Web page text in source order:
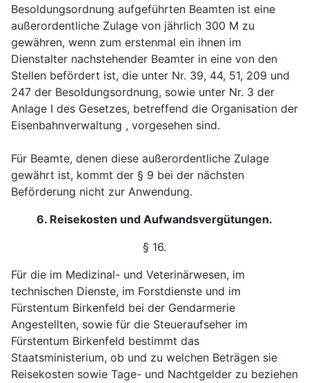
Besoldungsordnung aufgeführten Beamten ist eine
außerordentliche Zulage von jährlich 300 M zu
gewähren, wenn zum erstenmal ein ihnen im
Dienstalter nachstehender Beamter in eine von den
Stellen befördert ist, die unter Nr. 39, 44, 51, 209 und
247 der Besoldungsordnung, sowie unter Nr. 3 der
Anlage I des Gesetzes, betreffend die Organisation der
Eisenbahnverwaltung , vorgesehen sind.
Für Beamte, denen diese außerordentliche Zulage
gewährt ist, kommt der § 9 bei der nächsten
Beförderung nicht zur Anwendung.
6. Reisekosten und Aufwandsvergütungen.
§ 16.
Für die im Medizinal- und Veterinärwesen, im
technischen Dienste, im Forstdienste und im
Fürstentum Birkenfeld bei der Gendarmerie
Angestellten, sowie für die Steueraufseher im
Fürstentum Birkenfeld bestimmt das
Staatsministerium, ob und zu welchen Beträgen sie
Reisekosten sowie Tage- und Nachtgelder zu beziehen